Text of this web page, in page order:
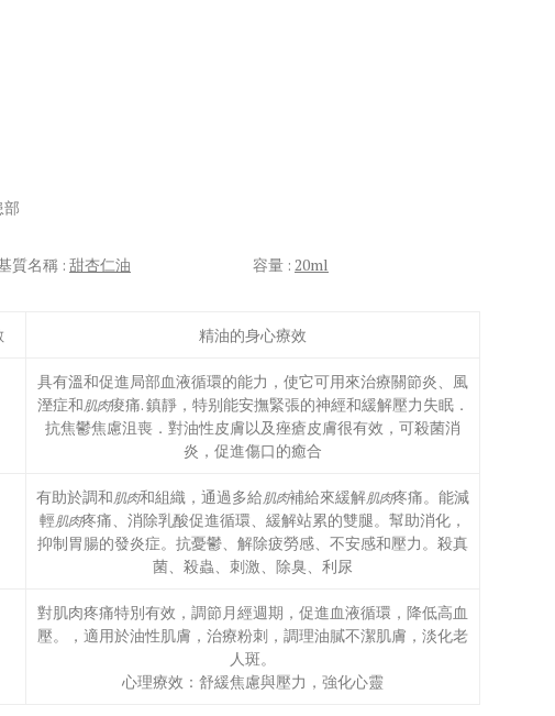
部
稱 : 甜杏仁油 容量 : 20ml
精油的身心療效
具有溫和促進局部血液循環的能力，使它可用來治療關節炎、風
溼症和肌肉痠痛. 鎮靜，特别能安撫緊張的神經和緩解壓力失眠．
抗焦鬱焦慮沮喪．對油性皮膚以及痤瘡皮膚很有效，可殺菌消
炎，促進傷口的癒合
有助於調和肌肉和組織，通過多給肌肉補給來緩解肌肉疼痛。能減
輕肌肉疼痛、消除乳酸促進循環、緩解站累的雙腿。幫助消化，
抑制胃腸的發炎症。抗憂鬱、解除疲勞感、不安感和壓力。殺真
菌、殺蟲、刺激、除臭、利尿
對肌肉疼痛特別有效，調節月經週期，促進血液循環，降低高血
壓。，適用於油性肌膚，治療粉刺，調理油膩不潔肌膚，淡化老
人斑。
心理療效：舒緩焦慮與壓力，強化心靈